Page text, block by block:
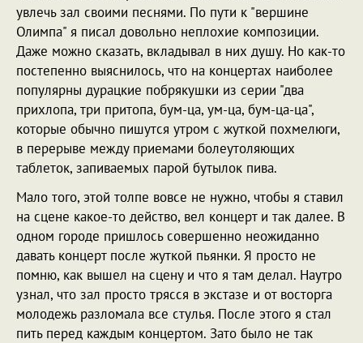
увлечь зал своими песнями. По пути к "вершине
Олимпа" я писал довольно неплохие композиции.
Даже можно сказать, вкладывал в них душу. Но как-то
постепенно выяснилось, что на концертах наиболее
популярны дурацкие побрякушки из серии "два
прихлопа, три притопа, бум-ца, ум-ца, бум-ца-ца",
которые обычно пишутся утром с жуткой похмелюги,
в перерыве между приемами болеутоляющих
таблеток, запиваемых парой бутылок пива.
Мало того, этой толпе вовсе не нужно, чтобы я ставил
на сцене какое-то действо, вел концерт и так далее. В
одном городе пришлось совершенно неожиданно
давать концерт после жуткой пьянки. Я просто не
помню, как вышел на сцену и что я там делал. Наутро
узнал, что зал просто трясся в экстазе и от восторга
молодежь разломала все стулья. После этого я стал
пить перед каждым концертом. Зато было не так